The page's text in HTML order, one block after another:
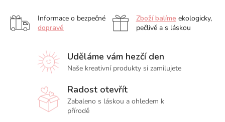
Informace o bezpečné
dopravě
Zboží balíme ekologicky,
pečlivě a s láskou
Uděláme vám hezčí den
Naše kreativní produkty si zamilujete
Radost otevřít
Zabaleno s láskou a ohledem k
přírodě